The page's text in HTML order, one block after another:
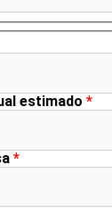
estimado *
*